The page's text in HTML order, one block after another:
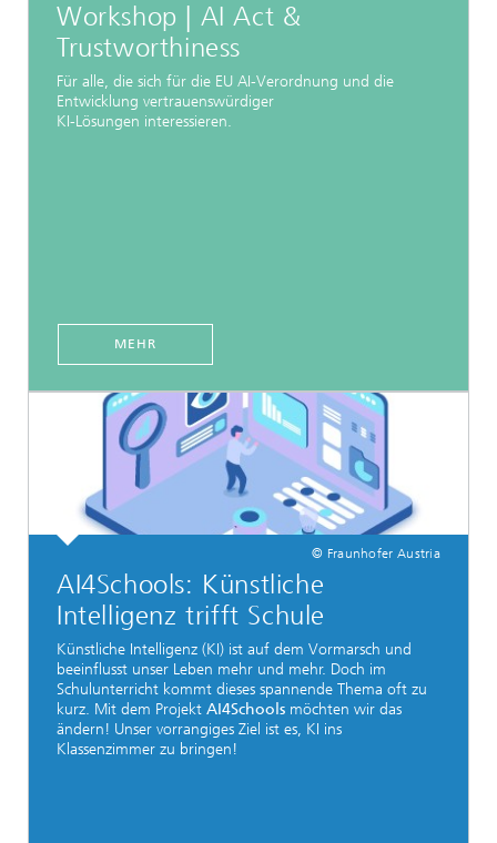
Workshop | AI Act &
Trustworthiness
Für alle, die sich für die EU AI-Verordnung und die
Entwicklung vertrauenswürdiger
KI-Lösungen interessieren.
MEHR
© Fraunhofer Austria
AI4Schools: Künstliche
Intelligenz trifft Schule
Künstliche Intelligenz (KI) ist auf dem Vormarsch und
beeinflusst unser Leben mehr und mehr. Doch im
Schulunterricht kommt dieses spannende Thema oft zu
kurz. Mit dem Projekt AI4Schools möchten wir das
ändern! Unser vorrangiges Ziel ist es, KI ins
Klassenzimmer zu bringen!